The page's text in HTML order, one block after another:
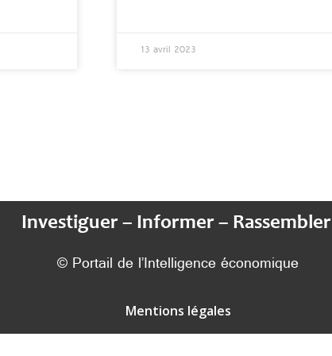
13 avril 2023
Investiguer – Informer – Rassembler
© Portail de l’Intelligence économique
Mentions légales